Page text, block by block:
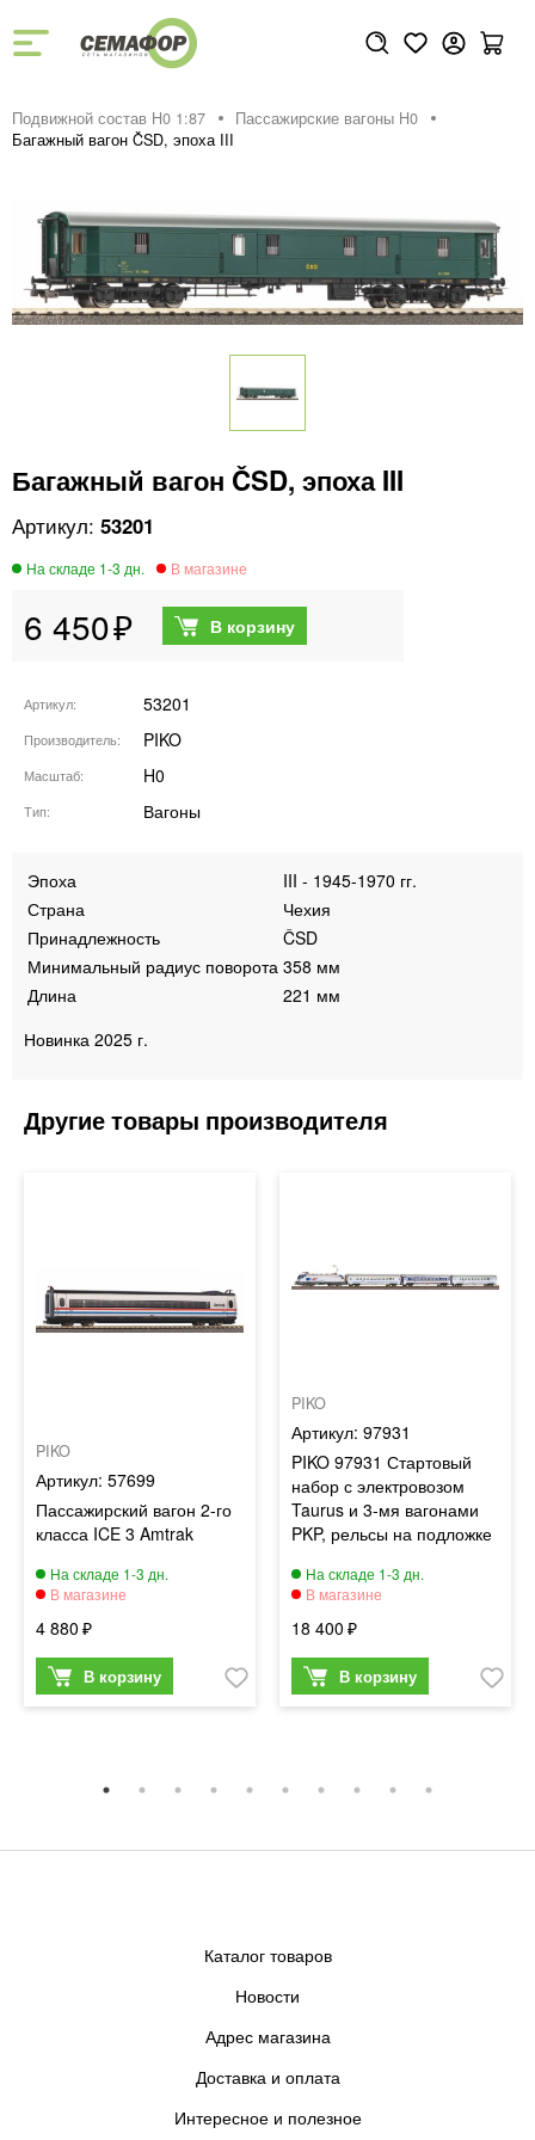
Подвижной состав H0 1:87
Пассажирские вагоны H0
Багажный вагон ČSD, эпоха III
Багажный вагон ČSD, эпоха III
53201
6 450
Артикул 53201
Производитель PIKO
Масштаб H0
Тип Вагоны
Эпоха
III - 1945-1970 гг.
Страна
Чехия
Принадлежность
ČSD
Минимальный радиус поворота 358 мм
Длина
221 мм
Новинка 2025 г.
PIKO
57699
Пассажирский вагон 2-го
класса ICE 3 Amtrak
4 880
PIKO
97931
PIKO 97931 Стартовый
набор с электровозом
Taurus и 3-мя вагонами
PKP, рельсы на подложке
18 400
Каталог товаров
Новости
Адрес магазина
Доставка и оплата
Интересное и полезное